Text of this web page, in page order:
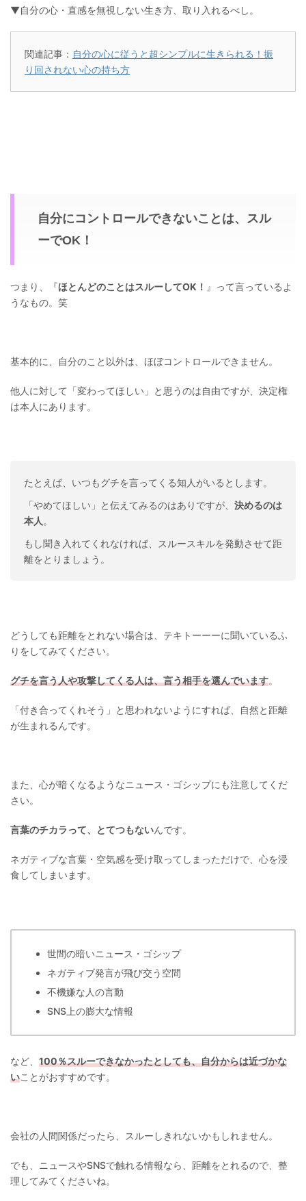
▼自分の心・直感を無視しない生き方、取り入れるべし。
関連記事： 自分の心に従うと超シンプルに生きられる！振
り回されない心の持ち方
自分にコントロールできないことは、スル
ーでOK！
つまり、『ほとんどのことはスルーしてOK！ 』って言っているよ
うなもの。笑
基本的に、自分のこと以外は、ほぼコントロールできません。
他人に対して「変わってほしい」と思うのは自由ですが、決定権
は本人にあります。
たとえば、いつもグチを言ってくる知人がいるとします。
「やめてほしい」と伝えてみるのはありですが、 決めるのは
本人 。
もし聞き入れてくれなければ、スルースキルを発動させて距
離をとりましょう。
どうしても距離をとれない場合は、テキトーーーに聞いているふ
りをしてみてください。
グチを言う人や攻撃してくる人は、言う相手を選んでいます。
「付き合ってくれそう」と思われないようにすれば、自然と距離
が生まれるんです。
また、心が暗くなるようなニュース・ゴシップにも注意してくだ
さい。
言葉のチカラって、とてつもないんです。
ネガティブな言葉・空気感を受け取ってしまっただけで、心を浸
食してしまいます。
世間の暗いニュース・ゴシップ
ネガティブ発言が飛び交う空間
不機嫌な人の言動
SNS上の膨大な情報
など、 100％スルーできなかったとしても、自分からは近づかな
いことがおすすめです。
会社の人間関係だったら、スルーしきれないかもしれません。
でも、ニュースやSNSで触れる情報なら、距離をとれるので、整
理してみてくださいね。